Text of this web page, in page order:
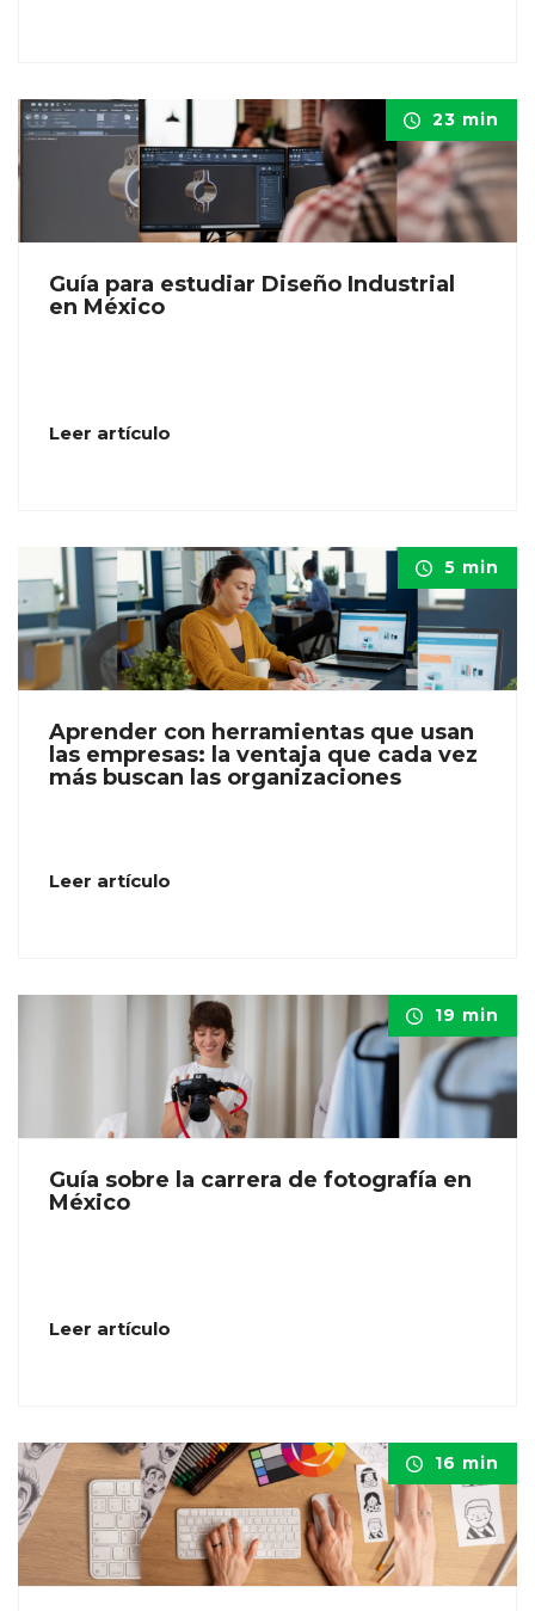
23 min
Guía para estudiar Diseño Industrial
en México
Leer artículo
5 min
Aprender con herramientas que usan
las empresas: la ventaja que cada vez
más buscan las organizaciones
Leer artículo
19 min
Guía sobre la carrera de fotografía en
México
Leer artículo
16 min